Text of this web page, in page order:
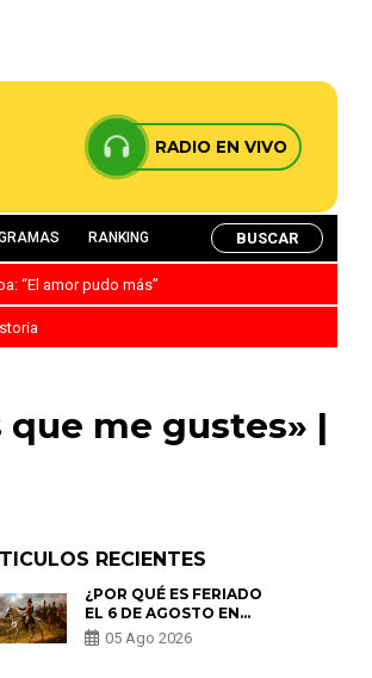
RADIO EN VIVO
RANKING BUSCAR
“El amor pudo más”
me gustes» |
RECIENTES
¿POR QUÉ ES FERIADO
EL 6 DE AGOSTO EN
PERÚ? ESTA ES LA
HISTORIA
05 Ago 2026